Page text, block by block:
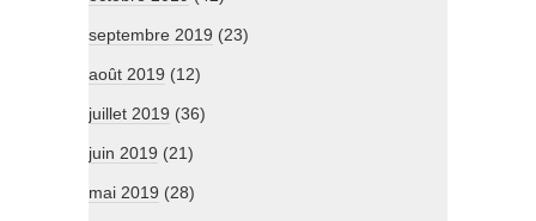
septembre 2019 (23)
août 2019 (12)
juillet 2019 (36)
juin 2019 (21)
mai 2019 (28)